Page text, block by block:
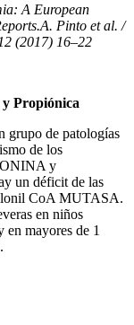
A European
Pinto et al. /
(2017) 16–22
Propiónica
grupo de patologías
de los
y
un déficit de las
CoA MUTASA.
en niños
en mayores de 1